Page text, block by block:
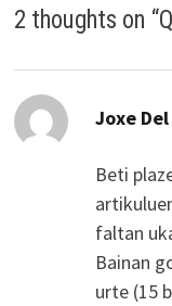
2 thoughts on “
Joxe Del
Beti
faltan
Bainan
urte (15